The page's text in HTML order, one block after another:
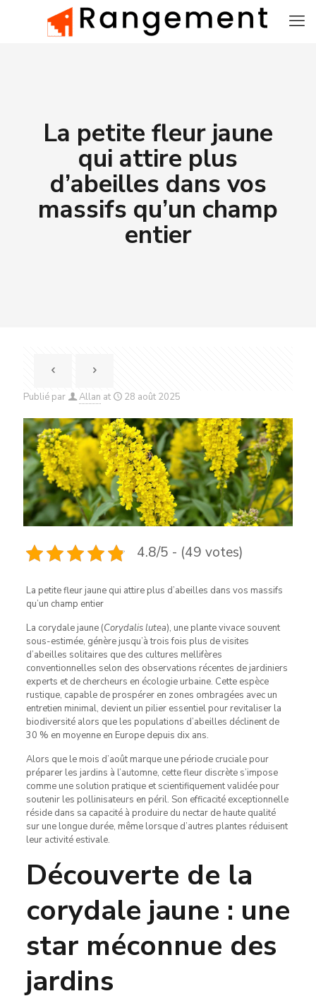
La petite fleur jaune
qui attire plus
d’abeilles dans vos
massifs qu’un champ
entier
Publié par Allan at 28 août 2025
4.8/5 - (49 votes)
La petite fleur jaune qui attire plus d’abeilles dans vos massifs
qu’un champ entier
La corydale jaune (Corydalis lutea), une plante vivace souvent
sous-estimée, génère jusqu’à trois fois plus de visites
d’abeilles solitaires que des cultures mellifères
conventionnelles selon des observations récentes de jardiniers
experts et de chercheurs en écologie urbaine. Cette espèce
rustique, capable de prospérer en zones ombragées avec un
entretien minimal, devient un pilier essentiel pour revitaliser la
biodiversité alors que les populations d’abeilles déclinent de
30 % en moyenne en Europe depuis dix ans.
Alors que le mois d’août marque une période cruciale pour
préparer les jardins à l’automne, cette fleur discrète s’impose
comme une solution pratique et scientifiquement validée pour
soutenir les pollinisateurs en péril. Son efficacité exceptionnelle
réside dans sa capacité à produire du nectar de haute qualité
sur une longue durée, même lorsque d’autres plantes réduisent
leur activité estivale.
Découverte de la
corydale jaune : une
star méconnue des
jardins